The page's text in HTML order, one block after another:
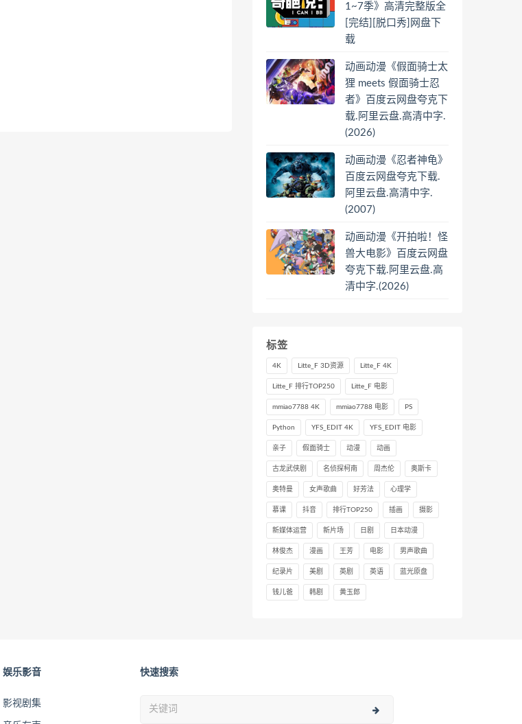
1~7季》高清完整版全
[完结][脱口秀]网盘下
载
动画动漫《假面骑士太
狸 meets 假面骑士忍
者》百度云网盘夸克下
载.阿里云盘.高清中字.
(2026)
动画动漫《忍者神龟》
百度云网盘夸克下载.
阿里云盘.高清中字.
(2007)
动画动漫《开拍啦！怪
兽大电影》百度云网盘
夸克下载.阿里云盘.高
清中字.(2026)
标签
4K Litte_F 3D资源 Litte_F 4K
Litte_F 排行TOP250 Litte_F 电影
mmiao7788 4K mmiao7788 电影 PS
Python YFS_EDIT 4K YFS_EDIT 电影
亲子 假面骑士 动漫 动画
古龙武侠剧 名侦探柯南 周杰伦 奥斯卡
奥特曼 女声歌曲 好芳法 心理学
慕课 抖音 排行TOP250 插画 摄影
新媒体运营 新片场 日剧 日本动漫
林俊杰 漫画 王芳 电影 男声歌曲
纪录片 美剧 英剧 英语 蓝光原盘
钱儿爸 韩剧 黄玉郎
娱乐影音
影视剧集
快速搜索